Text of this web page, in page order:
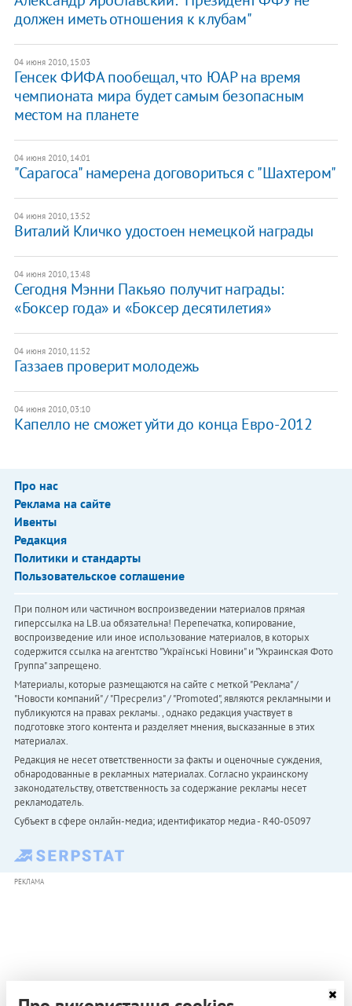
должен иметь отношения к клубам"
04 июня 2010, 15:03
Генсек ФИФА пообещал, что ЮАР на время
чемпионата мира будет самым безопасным
местом на планете
04 июня 2010, 14:01
"Сарагоса" намерена договориться с "Шахтером"
04 июня 2010, 13:52
Виталий Кличко удостоен немецкой награды
04 июня 2010, 13:48
Сегодня Мэнни Пакьяо получит награды:
«Боксер года» и «Боксер десятилетия»
04 июня 2010, 11:52
Газзаев проверит молодежь
04 июня 2010, 03:10
Капелло не сможет уйти до конца Евро-2012
Про нас
Реклама на сайте
Ивенты
Редакция
Политики и стандарты
Пользовательское соглашение
При полном или частичном воспроизведении материалов прямая
гиперссылка на LB.ua обязательна! Перепечатка, копирование,
воспроизведение или иное использование материалов, в которых
содержится ссылка на агентство "Українськi Новини" и "Украинская Фото
Группа" запрещено.
Материалы, которые размещаются на сайте с меткой "Реклама" /
"Новости компаний" / "Пресрелиз" / "Promoted", являются рекламными и
публикуются на правах рекламы. , однако редакция участвует в
подготовке этого контента и разделяет мнения, высказанные в этих
материалах.
Редакция не несет ответственности за факты и оценочные суждения,
обнародованные в рекламных материалах. Согласно украинскому
законодательству, ответственность за содержание рекламы несет
рекламодатель.
Субъект в сфере онлайн-медиа; идентификатор медиа - R40-05097
РЕКЛАМА